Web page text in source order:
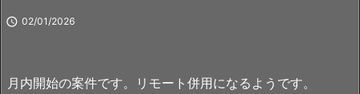
 02/01/2026
月内開始の案件です。リモート併用になるようです。